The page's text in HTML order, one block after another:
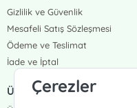
Gizlilik ve Güvenlik
Mesafeli Satış Sözleşmesi
Ödeme ve Teslimat
İade ve İptal
ÜYELİK VE SİPARİŞ
Çerezler